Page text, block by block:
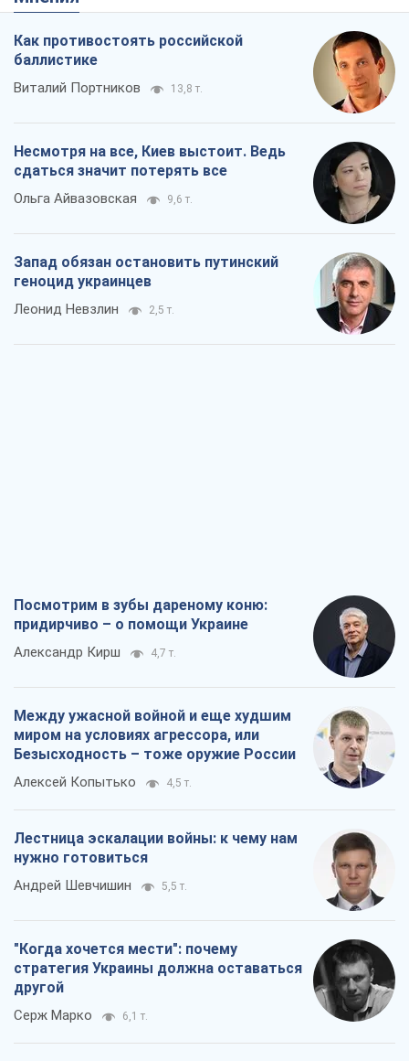
Как противостоять российской
баллистике
Виталий Портников 13,8 т.
Несмотря на все, Киев выстоит. Ведь
сдаться значит потерять все
Ольга Айвазовская 9,6 т.
Запад обязан остановить путинский
геноцид украинцев
Леонид Невзлин 2,5 т.
Посмотрим в зубы дареному коню:
придирчиво – о помощи Украине
Александр Кирш 4,7 т.
Между ужасной войной и еще худшим
миром на условиях агрессора, или
Безысходность – тоже оружие России
Алексей Копытько 4,5 т.
Лестница эскалации войны: к чему нам
нужно готовиться
Андрей Шевчишин 5,5 т.
"Когда хочется мести": почему
стратегия Украины должна оставаться
другой
Серж Марко 6,1 т.